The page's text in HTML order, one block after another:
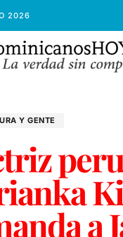
2026
Y GENTE
a